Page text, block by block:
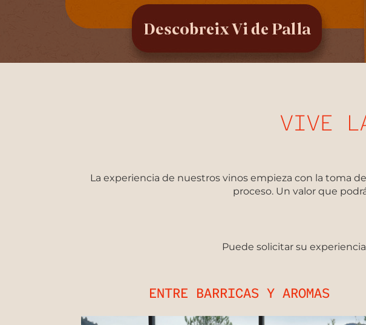
VIVE
La experiencia de nuestros vinos empieza con la toma
proceso. Un valor que
Puede solicitar su
ENTRE BARRICAS Y AROMAS